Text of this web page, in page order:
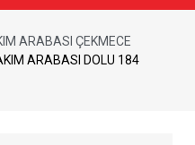
ARABASI ÇEKMECE
ARABASI DOLU 184